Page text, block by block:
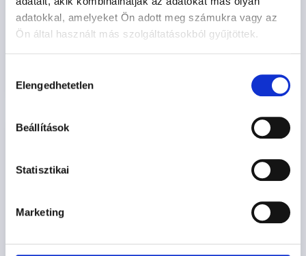
adatokkal, amelyeket Ön adott meg számukra vagy az
Ön által használt más szolgáltatásokból gyűjtöttek.
kiválasztása
Elengedhetetlen
Beállítások
Statisztikai
Marketing
602.700Ft-tól